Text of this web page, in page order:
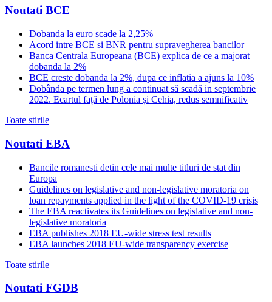
Noutati BCE
Dobanda la euro scade la 2,25%
Acord intre BCE si BNR pentru supravegherea bancilor
Banca Centrala Europeana (BCE) explica de ce a majorat
dobanda la 2%
BCE creste dobanda la 2%, dupa ce inflatia a ajuns la 10%
Dobânda pe termen lung a continuat să scadă in septembrie
2022. Ecartul față de Polonia și Cehia, redus semnificativ
Toate stirile
Noutati EBA
Bancile romanesti detin cele mai multe titluri de stat din
Europa
Guidelines on legislative and non-legislative moratoria on
loan repayments applied in the light of the COVID-19 crisis
The EBA reactivates its Guidelines on legislative and non-
legislative moratoria
EBA publishes 2018 EU-wide stress test results
EBA launches 2018 EU-wide transparency exercise
Toate stirile
Noutati FGDB